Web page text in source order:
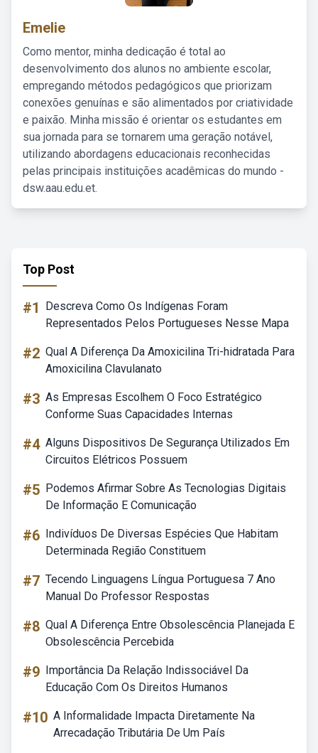
Emelie
Como mentor, minha dedicação é total ao
desenvolvimento dos alunos no ambiente escolar,
empregando métodos pedagógicos que priorizam
conexões genuínas e são alimentados por criatividade
e paixão. Minha missão é orientar os estudantes em
sua jornada para se tornarem uma geração notável,
utilizando abordagens educacionais reconhecidas
pelas principais instituições acadêmicas do mundo -
dsw.aau.edu.et.
Top Post
#1
Descreva Como Os Indígenas Foram
Representados Pelos Portugueses Nesse Mapa
#2 Qual A Diferença Da Amoxicilina Tri-hidratada Para
Amoxicilina Clavulanato
#3 As Empresas Escolhem O Foco Estratégico
Conforme Suas Capacidades Internas
#4 Alguns Dispositivos De Segurança Utilizados Em
Circuitos Elétricos Possuem
#5 Podemos Afirmar Sobre As Tecnologias Digitais
De Informação E Comunicação
#6 Indivíduos De Diversas Espécies Que Habitam
Determinada Região Constituem
#7 Tecendo Linguagens Língua Portuguesa 7 Ano
Manual Do Professor Respostas
#8 Qual A Diferença Entre Obsolescência Planejada E
Obsolescência Percebida
#9 Importância Da Relação Indissociável Da
Educação Com Os Direitos Humanos
#10 A Informalidade Impacta Diretamente Na
Arrecadação Tributária De Um País